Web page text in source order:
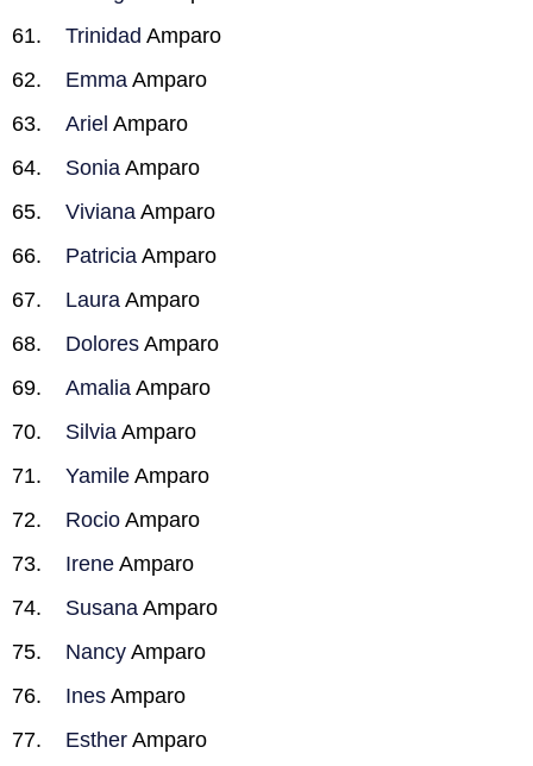
Trinidad Amparo
Emma Amparo
Ariel Amparo
Sonia Amparo
Viviana Amparo
Patricia Amparo
Laura Amparo
Dolores Amparo
Amalia Amparo
Silvia Amparo
Yamile Amparo
Rocio Amparo
Irene Amparo
Susana Amparo
Nancy Amparo
Ines Amparo
Esther Amparo